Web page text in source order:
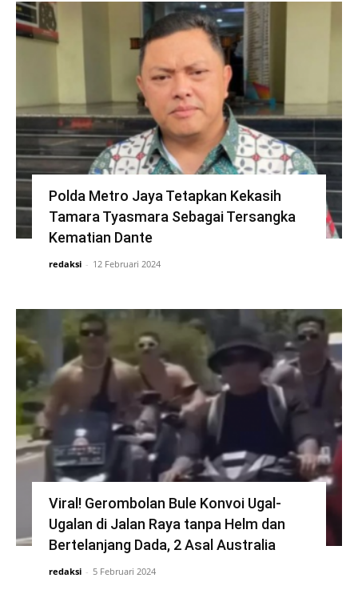
Polda Metro Jaya Tetapkan Kekasih
Tamara Tyasmara Sebagai Tersangka
Kematian Dante
redaksi - 12 Februari 2024
Viral! Gerombolan Bule Konvoi Ugal-
Ugalan di Jalan Raya tanpa Helm dan
Bertelanjang Dada, 2 Asal Australia
redaksi - 5 Februari 2024